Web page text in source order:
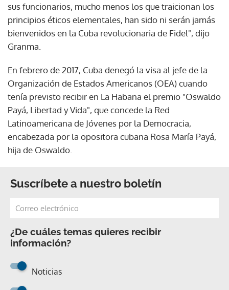
sus funcionarios, mucho menos los que traicionan los
principios éticos elementales, han sido ni serán jamás
bienvenidos en la Cuba revolucionaria de Fidel", dijo
Granma.
En febrero de 2017, Cuba denegó la visa al jefe de la
Organización de Estados Americanos (OEA) cuando
tenía previsto recibir en La Habana el premio "Oswaldo
Payá, Libertad y Vida", que concede la Red
Latinoamericana de Jóvenes por la Democracia,
encabezada por la opositora cubana Rosa María Payá,
hija de Oswaldo.
Suscríbete a nuestro boletín
¿De cuáles temas quieres recibir
información?
Noticias